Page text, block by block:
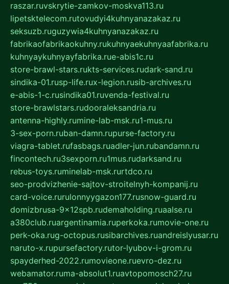
raszar.ruvskrytie-zamkov-moskva113.ru
lipetsktelecom.rutovudyi4kuhnyanazakaz.ru
seksuzb.ruguzywia4kuhnyanazakaz.ru
fabrikaofabrikaokuhny.rukuhnyaekuhnyaafabrika.ru
kuhnyaykuhnyayfabrika.rue-abis1c.ru
store-brawl-stars.rukts-services.rudark-sand.ru
sindika-01.rusp-life.rux-legion.rusib-archives.ru
e-abis-1-c.rusindika01.ruvenda-festival.ru
store-brawlstars.rudooraleksandria.ru
antenna-highly.rumine-lab-msk.ru1-mus.ru
3-sex-porn.ruban-damn.rupurse-factory.ru
viagra-tablet.rufasbags.ruadler-jun.rubandamn.ru
fincontech.ru3sexporn.ru1mus.rudarksand.ru
rebus-toys.ruminelab-msk.rurtdco.ru
seo-prodvizhenie-sajtov-stroitelnyh-kompanij.ru
card-voice.rurulonnyygazon177.rusnow-guard.ru
domizbrusa-9x12spb.rudemaholding.ruaalse.ru
a380club.ruargentinamia.ruperkoka.rumovie-one.ru
perk-oka.rug-octopus.rusibarchives.ruandreislyusar.ru
naruto-x.rupursefactory.rutor-lyubov-i-grom.ru
spayderhed-2022.rumovieone.ruevro-dez.ru
webamator.ruma-absolut1.ruavtopomosch27.ru